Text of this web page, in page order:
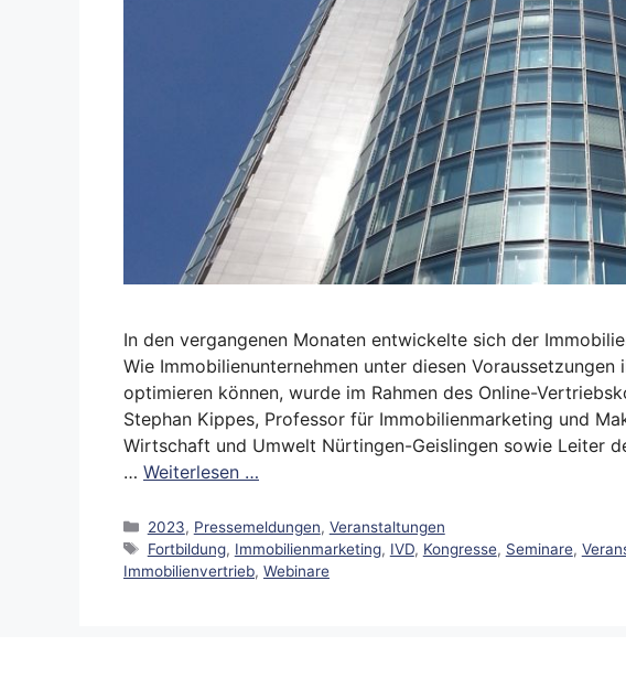
In den vergangenen Monaten entwickelte sich der
Wie Immobilienunternehmen unter diesen
optimieren können, wurde im Rahmen des Online-
Stephan Kippes, Professor für Immobilienmarketing und
Wirtschaft und Umwelt Nürtingen-Geislingen sowie Leiter
… Weiterlesen …
Kategorien
2023, Pressemeldungen, Veranstaltungen
Schlagwörter
Fortbildung, Immobilienmarketing, IVD, Kongresse, Seminare,
Immobilienvertrieb, Webinare